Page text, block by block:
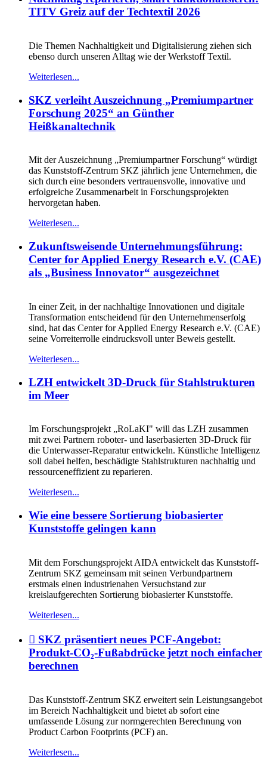
TITV Greiz auf der Techtextil 2026
Die Themen Nachhaltigkeit und Digitalisierung ziehen sich
ebenso durch unseren Alltag wie der Werkstoff Textil.
Weiterlesen...
SKZ verleiht Auszeichnung „Premiumpartner
Forschung 2025“ an Günther
Heißkanaltechnik
Mit der Auszeichnung „Premiumpartner Forschung“ würdigt
das Kunststoff-Zentrum SKZ jährlich jene Unternehmen, die
sich durch eine besonders vertrauensvolle, innovative und
erfolgreiche Zusammenarbeit in Forschungsprojekten
hervorgetan haben.
Weiterlesen...
Zukunftsweisende Unternehmungsführung:
Center for Applied Energy Research e.V. (CAE)
als „Business Innovator“ ausgezeichnet
In einer Zeit, in der nachhaltige Innovationen und digitale
Transformation entscheidend für den Unternehmenserfolg
sind, hat das Center for Applied Energy Research e.V. (CAE)
seine Vorreiterrolle eindrucksvoll unter Beweis gestellt.
Weiterlesen...
LZH entwickelt 3D-Druck für Stahlstrukturen
im Meer
Im Forschungsprojekt „RoLaKI" will das LZH zusammen
mit zwei Partnern roboter- und laserbasierten 3D-Druck für
die Unterwasser-Reparatur entwickeln. Künstliche Intelligenz
soll dabei helfen, beschädigte Stahlstrukturen nachhaltig und
ressourceneffizient zu reparieren.
Weiterlesen...
Wie eine bessere Sortierung biobasierter
Kunststoffe gelingen kann
Mit dem Forschungsprojekt AIDA entwickelt das Kunststoff-
Zentrum SKZ gemeinsam mit seinen Verbundpartnern
erstmals einen industrienahen Versuchstand zur
kreislaufgerechten Sortierung biobasierter Kunststoffe.
Weiterlesen...
 SKZ präsentiert neues PCF-Angebot:
Produkt-CO₂-Fußabdrücke jetzt noch einfacher
berechnen
Das Kunststoff-Zentrum SKZ erweitert sein Leistungsangebot
im Bereich Nachhaltigkeit und bietet ab sofort eine
umfassende Lösung zur normgerechten Berechnung von
Product Carbon Footprints (PCF) an.
Weiterlesen...